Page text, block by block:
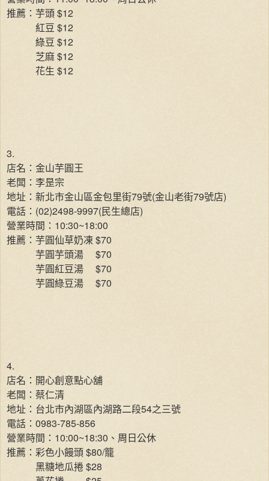
推薦：芋頭 $12
紅豆 $12
綠豆 $12
芝麻 $12
花生 $12
3.
店名：金山芋圓王
老闆：李昰宗
地址：新北市金山區金包里街79號(金山老街79號店)
電話：(02)2498-9997(民生總店)
營業時間：10:30~18:00
推薦：芋圓仙草奶凍 $70
芋圓芋頭湯
$70
芋圓紅豆湯
$70
芋圓綠豆湯
$70
4.
店名：開心創意點心舖
老闆：蔡仁清
地址：台北市內湖區內湖路二段54之三號
電話：0983-785-856
營業時間：10:00~18:30、周日公休
推薦：彩色小饅頭 $80/籠
黑糖地瓜捲 $28